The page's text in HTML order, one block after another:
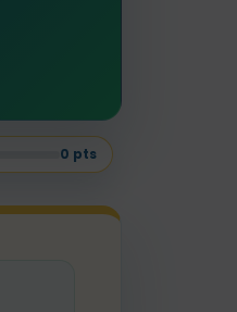
0 pts